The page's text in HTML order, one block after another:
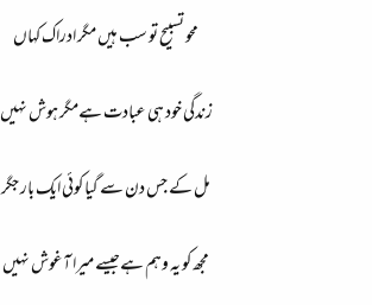
محو تسبیح تو سب ہیں مگر ادراک کہاں
زندگی خود ہی عبادت ہےمگر ہوش نہیں
مل کے جس دن سے گیا کوئی ایک بار جگر
مجھ کو یہ وہم ہےجیسے میرا آغوش نہیں